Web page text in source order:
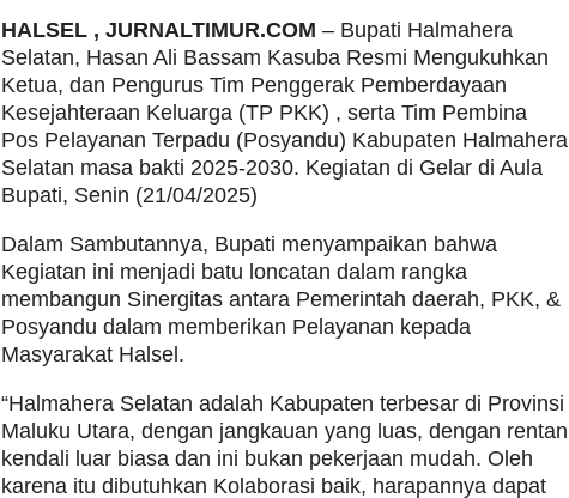
HALSEL , JURNALTIMUR.COM – Bupati Halmahera
Selatan, Hasan Ali Bassam Kasuba Resmi Mengukuhkan
Ketua, dan Pengurus Tim Penggerak Pemberdayaan
Kesejahteraan Keluarga (TP PKK) , serta Tim Pembina
Pos Pelayanan Terpadu (Posyandu) Kabupaten Halmahera
Selatan masa bakti 2025-2030. Kegiatan di Gelar di Aula
Bupati, Senin (21/04/2025)
Dalam Sambutannya, Bupati menyampaikan bahwa
Kegiatan ini menjadi batu loncatan dalam rangka
membangun Sinergitas antara Pemerintah daerah, PKK, &
Posyandu dalam memberikan Pelayanan kepada
Masyarakat Halsel.
“Halmahera Selatan adalah Kabupaten terbesar di Provinsi
Maluku Utara, dengan jangkauan yang luas, dengan rentan
kendali luar biasa dan ini bukan pekerjaan mudah. Oleh
karena itu dibutuhkan Kolaborasi baik, harapannya dapat